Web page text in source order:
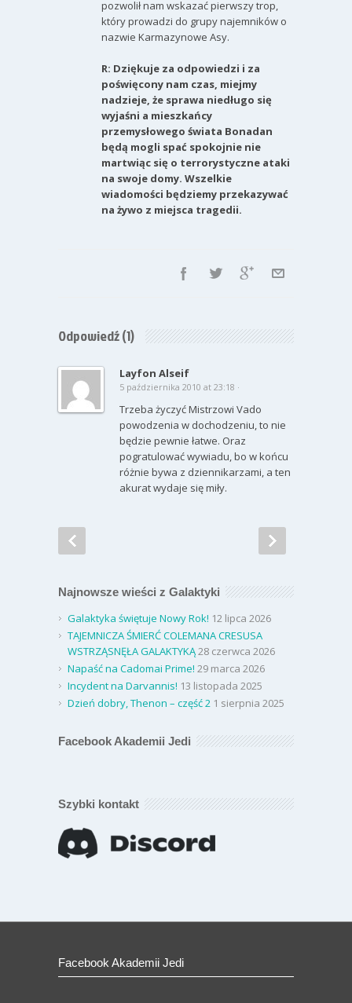
pozwolił nam wskazać pierwszy trop,
który prowadzi do grupy najemników o
nazwie Karmazynowe Asy.
R: Dziękuje za odpowiedzi i za
poświęcony nam czas, miejmy
nadzieje, że sprawa niedługo się
wyjaśni a mieszkańcy
przemysłowego świata Bonadan
będą mogli spać spokojnie nie
martwiąc się o terrorystyczne ataki
na swoje domy. Wszelkie
wiadomości będziemy przekazywać
na żywo z miejsca tragedii.
Odpowiedź(1)
Layfon Alseif
5 października 2010 at 23:18 ·
Trzeba życzyć Mistrzowi Vado
powodzenia w dochodzeniu, to nie
będzie pewnie łatwe. Oraz
pogratulować wywiadu, bo w końcu
różnie bywa z dziennikarzami, a ten
akurat wydaje się miły.
Najnowsze wieści z Galaktyki
Galaktyka świętuje Nowy Rok! 12 lipca 2026
TAJEMNICZA ŚMIERĆ COLEMANA CRESUSA
WSTRZĄSNĘŁA GALAKTYKĄ28 czerwca 2026
Napaść na Cadomai Prime! 29 marca 2026
Incydent na Darvannis! 13 listopada 2025
Dzień dobry, Thenon – część 2 1 sierpnia 2025
Facebook Akademii Jedi
Szybki kontakt
Facebook Akademii Jedi